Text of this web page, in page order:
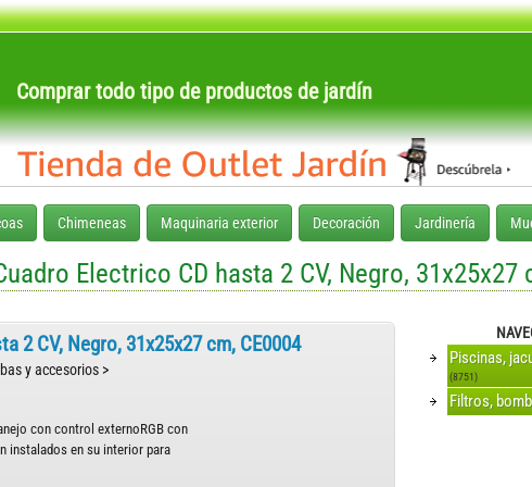
Comprar todo tipo de productos de jardín
Chimeneas Maquinaria exterior Decoración Jardinería
Electrico CD hasta 2 CV, Negro, 31x25x27
2 CV, Negro, 31x25x27 cm, CE0004
y accesorios >
con control externoRGB con
instalados en su interior para
Piscinas,
(8751)
Filtros,